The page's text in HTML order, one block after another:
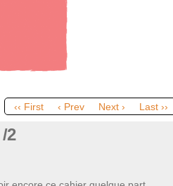
‹‹ First ‹ Prev Next › Last ››
2